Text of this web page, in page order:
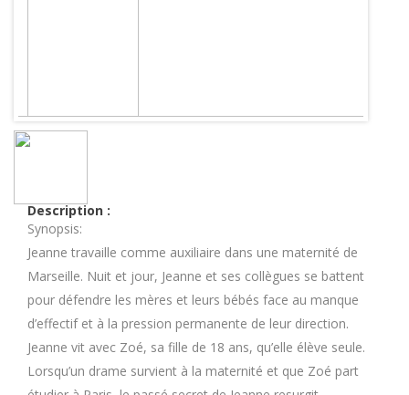
Description :
Synopsis:
Jeanne travaille comme auxiliaire dans une maternité de
Marseille. Nuit et jour, Jeanne et ses collègues se battent
pour défendre les mères et leurs bébés face au manque
d’effectif et à la pression permanente de leur direction.
Jeanne vit avec Zoé, sa fille de 18 ans, qu’elle élève seule.
Lorsqu’un drame survient à la maternité et que Zoé part